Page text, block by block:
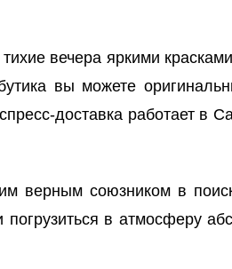
вечера яркими
вы можете
доставка работает в
верным союзником в
погрузиться в атмосферу